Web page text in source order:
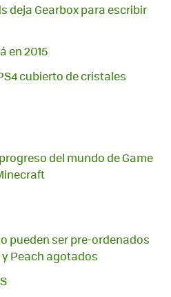
deja Gearbox para escribir
en 2015
cubierto de cristales
del mundo de Game
pueden ser pre-ordenados